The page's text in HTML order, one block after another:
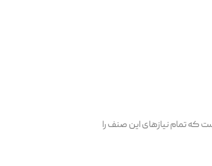
که تمام نیازهای این صنف را